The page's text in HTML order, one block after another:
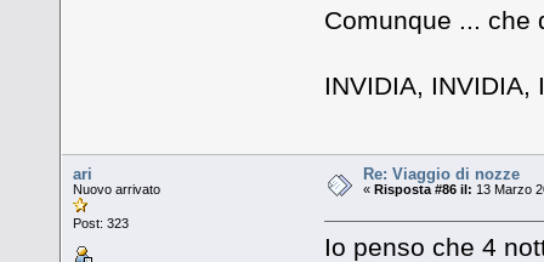
Comunque ... che
INVIDIA,
ari
Nuovo arrivato
Post: 323
Re: Viaggio di nozze
«Risposta #86 il: 13 Marzo
Io penso che 4